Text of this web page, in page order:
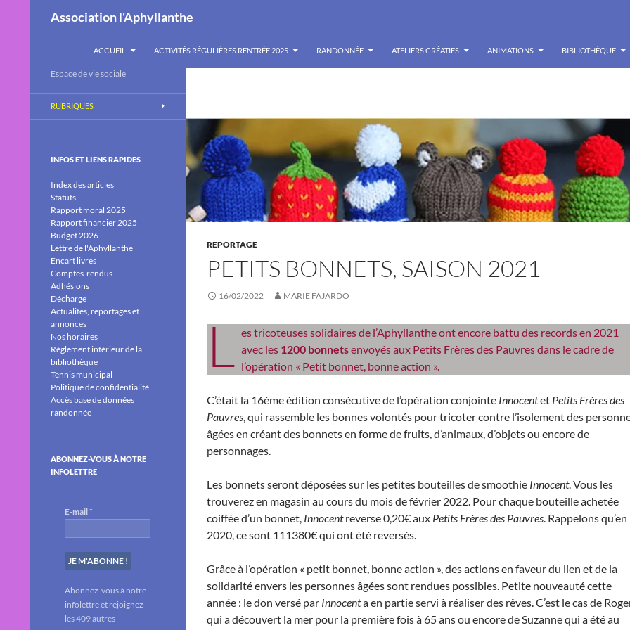
Association l'Aphyllanthe
ACCUEIL
ACTIVITÉS RÉGULIÈRES RENTRÉE 2025 RANDONNÉE ATELIERS CRÉATIFS ANIMATIONS BIBLIOTHÈQUE
REPORTAGE
PETITS BONNETS, SAISON 2021
16/02/2022 MARIE FAJARDO
L es tricoteuses solidaires de l’Aphyllanthe ont encore battu des records en 2021
avec les 1200 bonnetsenvoyés aux Petits Frères des Pauvres dans le cadre de
l’opération « Petit bonnet, bonne action ».
C’était la 16ème édition consécutive de l’opération conjointe Innocentet Petits Frères des
Pauvres, qui rassemble les bonnes volontés pour tricoter contre l’isolement des
âgées en créant des bonnets en forme de fruits, d’animaux, d’objets ou encore de
personnages.
Les bonnets seront déposées sur les petites bouteilles de smoothie Innocent. Vous les
trouverez en magasin au cours du mois de février 2022. Pour chaque bouteille achetée
coiffée d’un bonnet, Innocentreverse 0,20€ aux Petits Frères des Pauvres. Rappelons qu’en
2020, ce sont 111380€ qui ont été reversés.
Grâce à l’opération « petit bonnet, bonne action », des actions en faveur du lien et de la
solidarité envers les personnes âgées sont rendues possibles. Petite nouveauté cette
année : le don versé par Innocenta en partie servi à réaliser des rêves. C’est le cas de
qui a découvert la mer pour la première fois à 65 ans ou encore de Suzanne qui a été au
Espace de vie sociale
RUBRIQUES
INFOS ET LIENS RAPIDES
Index des articles
Statuts
Rapport moral 2025
Rapport financier 2025
Budget 2026
Lettre de l'Aphyllanthe
Encart livres
Comptes-rendus
Adhésions
Décharge
Actualités, reportages et
annonces
Nos horaires
Règlement intérieur de la
bibliothèque
Tennis municipal
Politique de confidentialité
Accès base de données
randonnée
ABONNEZ-VOUS À NOTRE
INFOLETTRE
E-mail*
Abonnez-vous à notre
infolettre et rejoignez
les 409 autres